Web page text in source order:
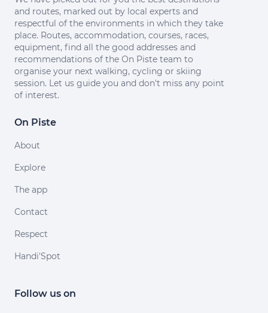
and routes, marked out by local experts and
respectful of the environments in which they take
place. Routes, accommodation, courses, races,
equipment, find all the good addresses and
recommendations of the On Piste team to
organise your next walking, cycling or skiing
session. Let us guide you and don't miss any point
of interest.
On Piste
About
Explore
The app
Contact
Respect
Handi'Spot
Follow us on